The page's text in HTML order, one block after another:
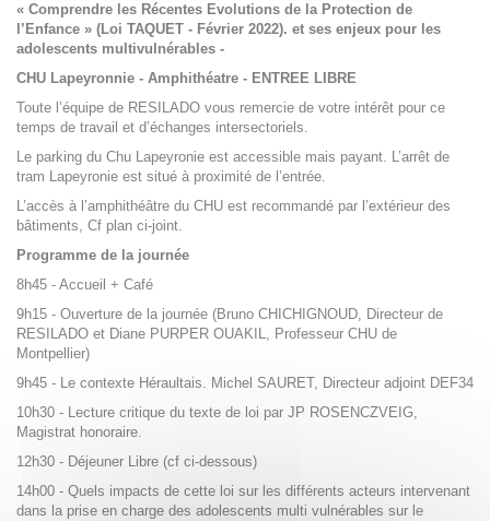
« Comprendre les Récentes Evolutions de la Protection de
l’Enfance » (Loi TAQUET - Février 2022). et ses enjeux pour les
adolescents multivulnérables -
CHU Lapeyronnie - Amphithéatre - ENTREE LIBRE
Toute l’équipe de RESILADO vous remercie de votre intérêt pour ce
temps de travail et d’échanges intersectoriels.
Le parking du Chu Lapeyronie est accessible mais payant. L’arrêt de
tram Lapeyronie est situé à proximité de l’entrée.
L’accès à l’amphithéâtre du CHU est recommandé par l’extérieur des
bâtiments, Cf plan ci-joint.
Programme de la journée
8h45 - Accueil + Café
9h15 - Ouverture de la journée (Bruno CHICHIGNOUD, Directeur de
RESILADO et Diane PURPER OUAKIL, Professeur CHU de
Montpellier)
9h45 - Le contexte Héraultais. Michel SAURET, Directeur adjoint DEF34
10h30 - Lecture critique du texte de loi par JP ROSENCZVEIG,
Magistrat honoraire.
12h30 - Déjeuner Libre (cf ci-dessous)
14h00 - Quels impacts de cette loi sur les différents acteurs intervenant
dans la prise en charge des adolescents multi vulnérables sur le